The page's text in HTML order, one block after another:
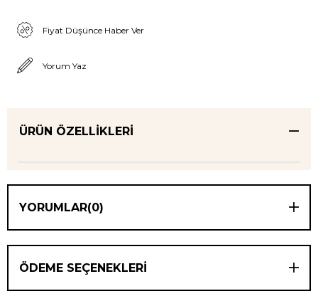
Fiyat Düşünce Haber Ver
Yorum Yaz
ÜRÜN ÖZELLIKLERI
YORUMLAR(0)
ÖDEME SEÇENEKLERI